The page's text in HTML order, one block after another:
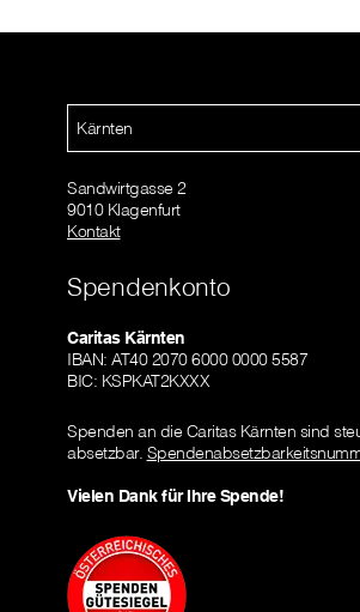
Kärnten
Sandwirtgasse 2
9010 Klagenfurt
Kontakt
Spendenkonto
Caritas Kärnten
IBAN: AT40 2070 6000 0000 5587
BIC: KSPKAT2KXXX
Spenden an die Caritas Kärnten sind
absetzbar.
Vielen Dank für Ihre Spende!